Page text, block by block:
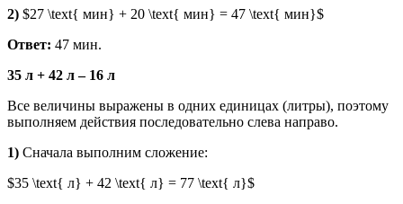
2) $27 \text{ мин} + 20 \text{ мин} = 47 \text{ мин}$
Ответ: 47 мин.
35 л + 42 л – 16 л
Все величины выражены в одних единицах (литры), поэтому
выполняем действия последовательно слева направо.
1) Сначала выполним сложение:
$35 \text{ л} + 42 \text{ л} = 77 \text{ л}$